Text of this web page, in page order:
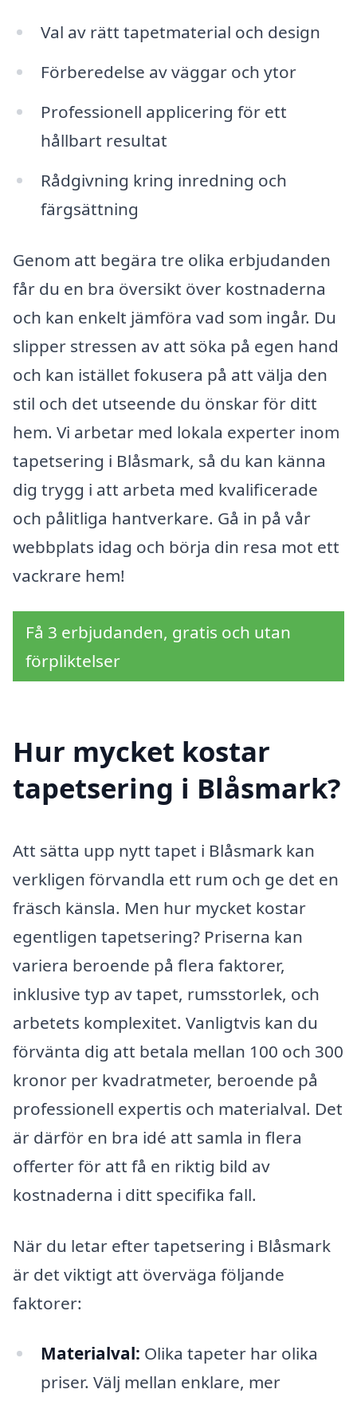
Val av rätt tapetmaterial och design
Förberedelse av väggar och ytor
Professionell applicering för ett
hållbart resultat
Rådgivning kring inredning och
färgsättning
Genom att begära tre olika erbjudanden
får du en bra översikt över kostnaderna
och kan enkelt jämföra vad som ingår. Du
slipper stressen av att söka på egen hand
och kan istället fokusera på att välja den
stil och det utseende du önskar för ditt
hem. Vi arbetar med lokala experter inom
tapetsering i Blåsmark, så du kan känna
dig trygg i att arbeta med kvalificerade
och pålitliga hantverkare. Gå in på vår
webbplats idag och börja din resa mot ett
vackrare hem!
Få 3 erbjudanden, gratis och utan
förpliktelser
Hur mycket kostar
tapetsering i Blåsmark?
Att sätta upp nytt tapet i Blåsmark kan
verkligen förvandla ett rum och ge det en
fräsch känsla. Men hur mycket kostar
egentligen tapetsering? Priserna kan
variera beroende på flera faktorer,
inklusive typ av tapet, rumsstorlek, och
arbetets komplexitet. Vanligtvis kan du
förvänta dig att betala mellan 100 och 300
kronor per kvadratmeter, beroende på
professionell expertis och materialval. Det
är därför en bra idé att samla in flera
offerter för att få en riktig bild av
kostnaderna i ditt specifika fall.
När du letar efter tapetsering i Blåsmark
är det viktigt att överväga följande
faktorer:
Materialval: Olika tapeter har olika
priser. Välj mellan enklare, mer